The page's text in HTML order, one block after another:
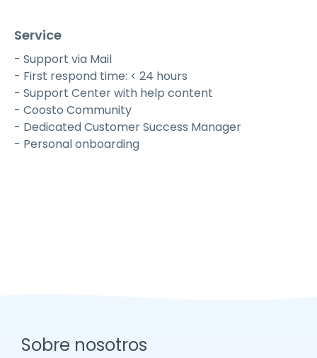
Service
- Support via Mail
- First respond time: < 24 hours
- Support Center with help content
- Coosto Community
- Dedicated Customer Success Manager
- Personal onboarding
Sobre nosotros